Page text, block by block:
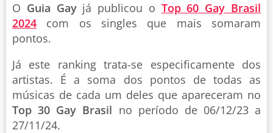
O Guia Gayjá publicou o Top 60 Gay Brasil
2024 com os singles que mais somaram
pontos.
Já este ranking trata-se especificamente dos
artistas. É a soma dos pontos de todas as
músicas de cada um deles que apareceram no
Top 30 Gay Brasil no período de 06/12/23 a
27/11/24.